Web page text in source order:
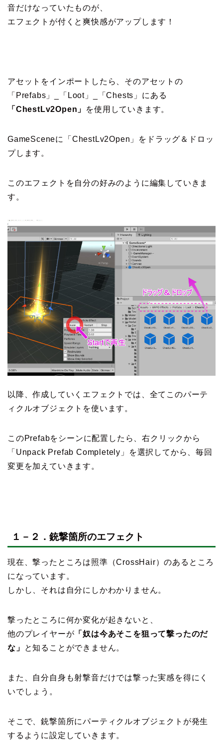
音だけなっていたものが、
エフェクトが付くと爽快感がアップします！
アセットをインポートしたら、そのアセットの
「Prefabs」_「Loot」_「Chests」にある
「ChestLv2Open」
を使用していきます。
GameSceneに「ChestLv2Open」をドラッグ＆ドロッ
プします。
このエフェクトを自分の好みのように編集していきま
す。
以降、作成していくエフェクトでは、全てこのパーテ
ィクルオブジェクトを使います。
このPrefabをシーンに配置したら、右クリックから
「Unpack Prefab Completely」を選択してから、毎回
変更を加えていきます。
１－２．銃撃箇所のエフェクト
現在、撃ったところは照準（CrossHair）のあるところ
になっています。
しかし、それは自分にしかわかりません。
撃ったところに何か変化が起きないと、
他のプレイヤーが 「奴は今あそこを狙って撃ったのだ
な」
と知ることができません。
また、自分自身も射撃音だけでは撃った実感を得にく
いでしょう。
そこで、銃撃箇所にパーティクルオブジェクトが発生
するように設定していきます。